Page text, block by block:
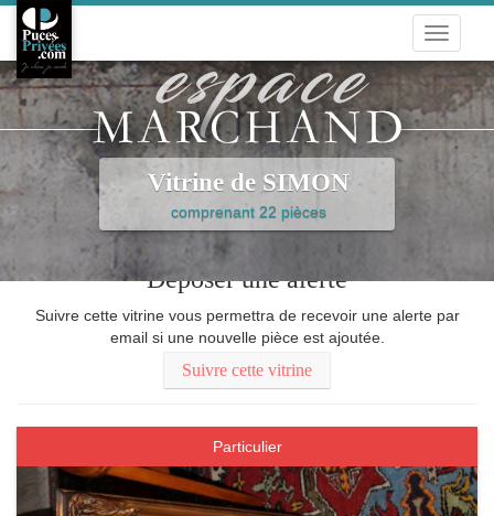
Toggle
Vitrine de SIMON
comprenant 22 pièces
Déposer une alerte
Suivre cette vitrine vous permettra de recevoir une alerte par
email si une nouvelle pièce est ajoutée.
Suivre cette vitrine
Particulier